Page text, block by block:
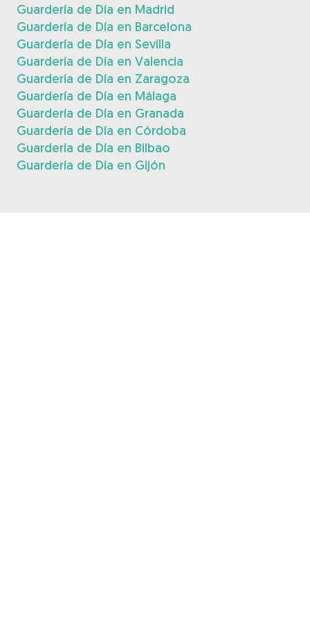
Guardería de Día en Madrid
Guardería de Día en Barcelona
Guardería de Día en Sevilla
Guardería de Día en Valencia
Guardería de Día en Zaragoza
Guardería de Día en Málaga
Guardería de Día en Granada
Guardería de Día en Córdoba
Guardería de Día en Bilbao
Guardería de Día en Gijón